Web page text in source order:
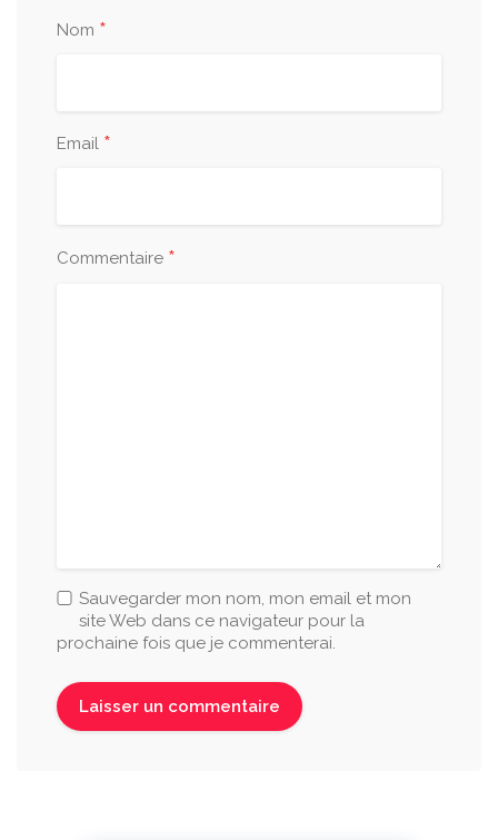
Nom *
Email *
Commentaire *
Sauvegarder mon nom, mon email et mon
site Web dans ce navigateur pour la
prochaine fois que je commenterai.